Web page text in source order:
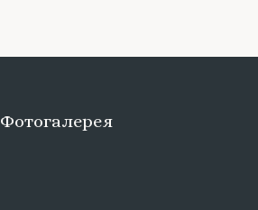
Фотогалерея